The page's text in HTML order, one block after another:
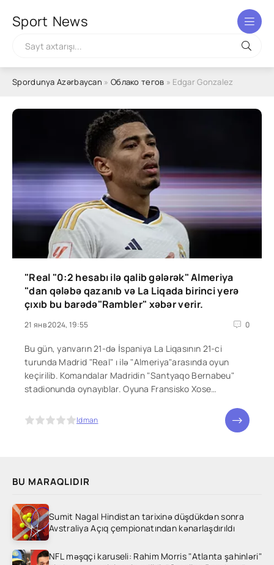
Sport News
BU MARAQLIDIR
Sumit Nagal Hindistan tarixinə düşdükdən sonra
Avstraliya Açıq çempionatından kənarlaşdırıldı
NFL məşqçi karuseli: Rahim Morris "Atlanta şahinləri"
Spordunya Azərbaycan » Облако тегов » Edgar Gonzalez
"Real "0:2 hesabı ilə qalib gələrək" Almeriya
"dan qələbə qazanıb və La Liqada birinci yerə
çıxıb bu barədə"Rambler" xəbər verir.
21 янв 2024, 19:55 0
Bu gün, yanvarın 21-də İspaniya La Liqasının 21-ci
turunda Madrid "Real" ı ilə "Almeriya"arasında oyun
keçirilib. Komandalar Madridin "Santyaqo Bernabeu"
stadionunda oynayıblar. Oyuna Fransisko Xose
briqadası xidmət edirdi. Hakimin başlanğıc fiti Moskva
Idman